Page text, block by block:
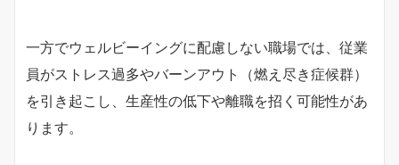
一方でウェルビーイングに配慮しない職場では、従業
員がストレス過多やバーンアウト（燃え尽き症候群）
を引き起こし、生産性の低下や離職を招く可能性があ
ります。